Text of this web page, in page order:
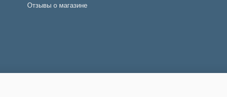
Отзывы о магазине